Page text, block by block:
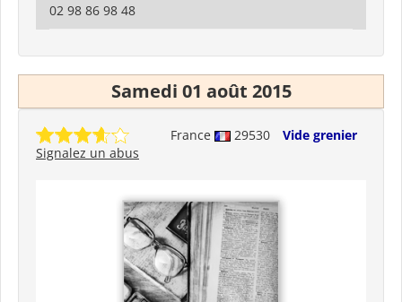
02 98 86 98 48
Samedi 01 août 2015
France 29530
Vide grenier
Signalez un abus